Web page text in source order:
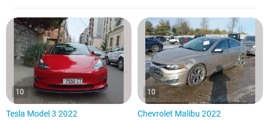
10
Tesla Model 3 2022
10
Chevrolet Malibu 2022